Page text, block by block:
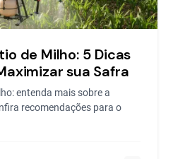
de Milho: 5 Dicas
sua Safra
entenda mais sobre a
recomendações para o